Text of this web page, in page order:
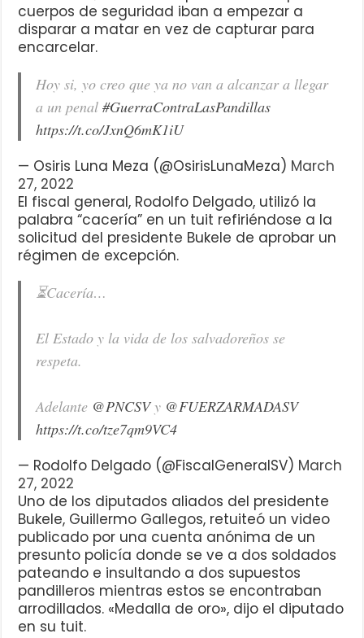
cuerpos de seguridad iban a empezar a
disparar a matar en vez de capturar para
encarcelar.
Hoy si, yo creo que ya no van a alcanzar a llegar
a un penal#GuerraContraLasPandillas
https://t.co/JxnQ6mK1iU
— Osiris Luna Meza (@OsirisLunaMeza) March
27, 2022
El fiscal general, Rodolfo Delgado, utilizó la
palabra “cacería” en un tuit refiriéndose a la
solicitud del presidente Bukele de aprobar un
régimen de excepción.
⏳Cacería…
El Estado y la vida de los salvadoreños se
respeta.
Adelante @PNCSVy @FUERZARMADASV
https://t.co/tze7qm9VC4
— Rodolfo Delgado (@FiscalGeneralSV) March
27, 2022
Uno de los diputados aliados del presidente
Bukele, Guillermo Gallegos, retuiteó un video
publicado por una cuenta anónima de un
presunto policía donde se ve a dos soldados
pateando e insultando a dos supuestos
pandilleros mientras estos se encontraban
arrodillados. «Medalla de oro», dijo el diputado
en su tuit.